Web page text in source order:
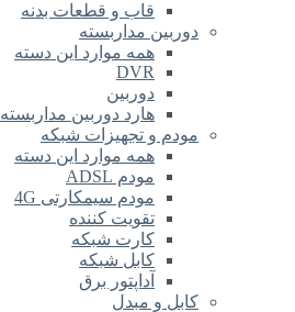
قاب و قطعات بدنه
دوربین مداربسته
همه موارد این دسته
DVR
دوربین
هارد دوربین مداربسته
مودم و تجهیزات شبکه
همه موارد این دسته
مودم ADSL
مودم سیمکارتی 4G
تقویت کننده
کارت شبکه
کابل شبکه
آداپتور برق
کابل و مبدل